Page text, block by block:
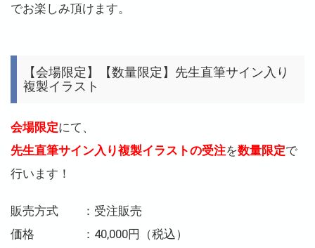
でお楽しみ頂けます。
【会場限定】【数量限定】先生直筆サイン入り
複製イラスト
会場限定にて、
先生直筆サイン入り複製イラストの受注を数量限定で
行います！
販売方式 ：受注販売
価格 ：40,000円（税込）